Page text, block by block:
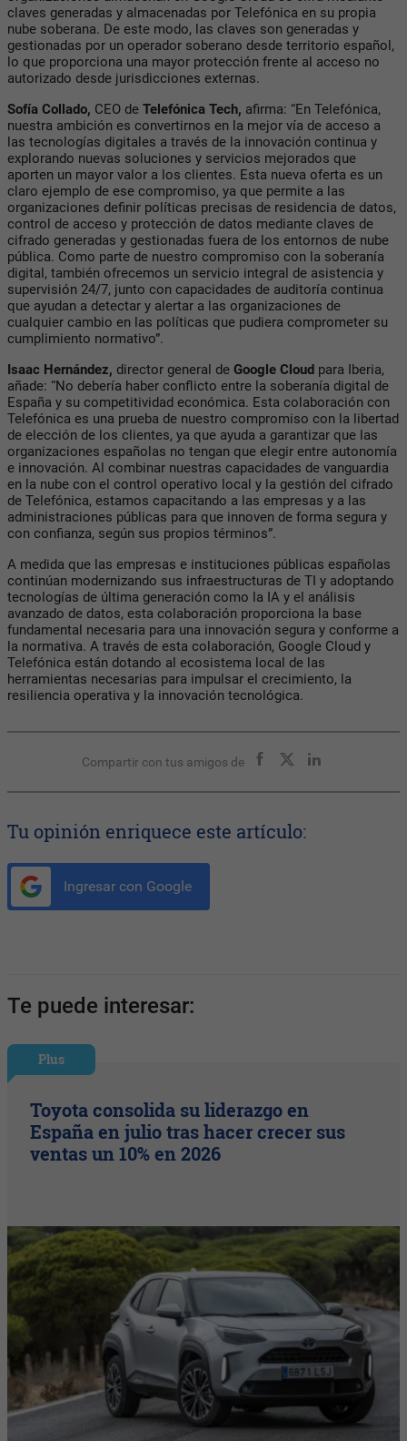
claves generadas y almacenadas por Telefónica en su propia
nube soberana. De este modo, las claves son generadas y
gestionadas por un operador soberano desde territorio español,
lo que proporciona una mayor protección frente al acceso no
autorizado desde jurisdicciones externas.
Sofía Collado, CEO de Telefónica Tech, afirma: “En Telefónica,
nuestra ambición es convertirnos en la mejor vía de acceso a
las tecnologías digitales a través de la innovación continua y
explorando nuevas soluciones y servicios mejorados que
aporten un mayor valor a los clientes. Esta nueva oferta es un
claro ejemplo de ese compromiso, ya que permite a las
organizaciones definir políticas precisas de residencia de datos,
control de acceso y protección de datos mediante claves de
cifrado generadas y gestionadas fuera de los entornos de nube
pública. Como parte de nuestro compromiso con la soberanía
digital, también ofrecemos un servicio integral de asistencia y
supervisión 24/7, junto con capacidades de auditoría continua
que ayudan a detectar y alertar a las organizaciones de
cualquier cambio en las políticas que pudiera comprometer su
cumplimiento normativo”.
Isaac Hernández, director general de Google Cloud para Iberia,
añade: “No debería haber conflicto entre la soberanía digital de
España y su competitividad económica. Esta colaboración con
Telefónica es una prueba de nuestro compromiso con la libertad
de elección de los clientes, ya que ayuda a garantizar que las
organizaciones españolas no tengan que elegir entre autonomía
e innovación. Al combinar nuestras capacidades de vanguardia
en la nube con el control operativo local y la gestión del cifrado
de Telefónica, estamos capacitando a las empresas y a las
administraciones públicas para que innoven de forma segura y
con confianza, según sus propios términos”.
A medida que las empresas e instituciones públicas españolas
continúan modernizando sus infraestructuras de TI y adoptando
tecnologías de última generación como la IA y el análisis
avanzado de datos, esta colaboración proporciona la base
fundamental necesaria para una innovación segura y conforme a
la normativa. A través de esta colaboración, Google Cloud y
Telefónica están dotando al ecosistema local de las
herramientas necesarias para impulsar el crecimiento, la
resiliencia operativa y la innovación tecnológica.
Compartir con tus amigos de
Tu opinión enriquece este artículo:
Ingresar con Google
Te puede interesar:
Plus
Toyota consolida su liderazgo en
España en julio tras hacer crecer sus
ventas un 10% en 2026